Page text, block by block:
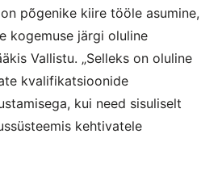
põgenike kiire tööle asumine,
kogemuse järgi oluline
Vallistu. „Selleks on oluline
kvalifikatsioonide
kui need sisuliselt
kehtivatele